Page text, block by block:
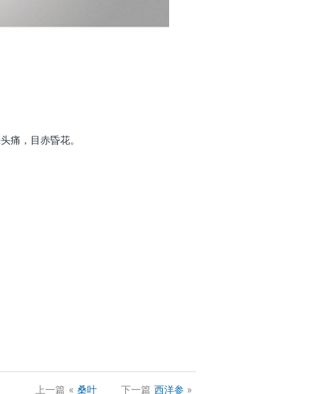
痛，目赤昏花。
上一篇 « 桑叶 下一篇 西洋参 »